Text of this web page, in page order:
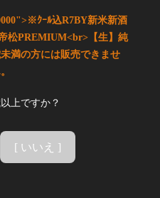
ｸｰﾙ込R7BY新米新酒
松PREMIUM<br>【生】純
満の方には販売できませ
上ですか？
[ いいえ ]